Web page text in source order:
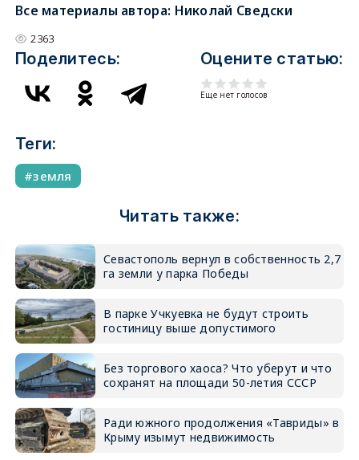
Все материалы автора: Николай Сведски
2363
Поделитесь: Оцените статью:
Еще нет голосов
Теги:
земля
Читать также:
Севастополь вернул в собственность 2,7
га земли у парка Победы
В парке Учкуевка не будут строить
гостиницу выше допустимого
Без торгового хаоса? Что уберут и что
сохранят на площади 50-летия СССР
Ради южного продолжения «Тавриды» в
Крыму изымут недвижимость